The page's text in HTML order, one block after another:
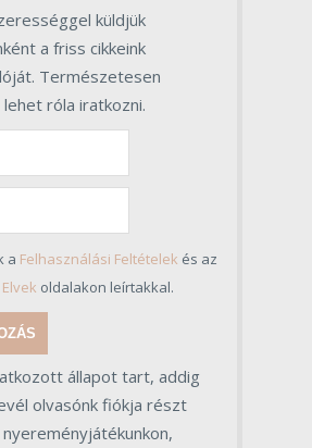
küldjük
a friss cikkeink
Természetesen
róla iratkozni.
a Felhasználási Feltételek és az
oldalakon leírtakkal.
állapot tart, addig
olvasónk fiókja részt